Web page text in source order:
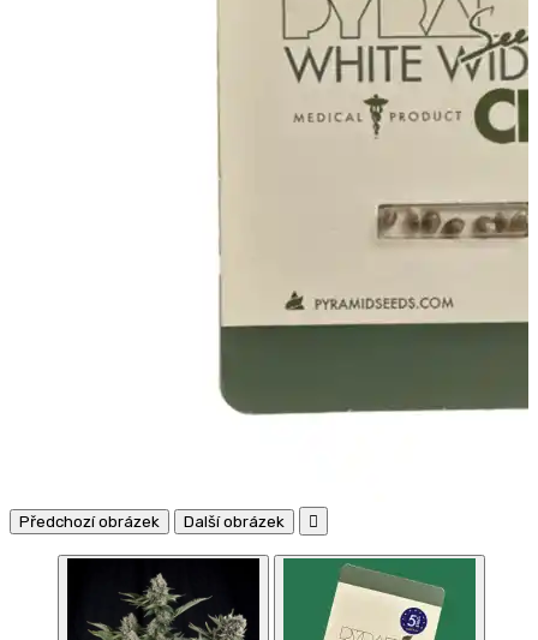
Předchozí obrázek Další obrázek 